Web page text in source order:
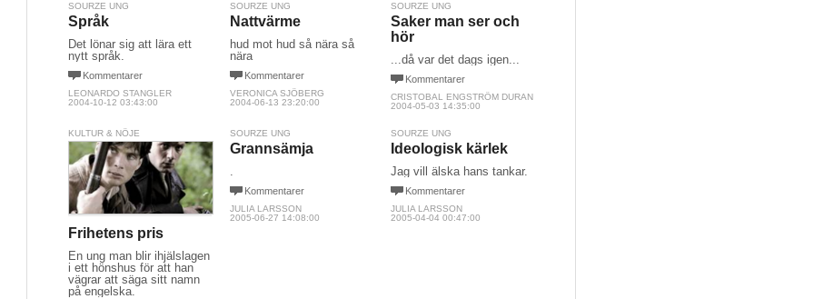
SOURZE UNG
Språk
Det lönar sig att lära ett
nytt språk.
Kommentarer
LEONARDO STANGLER
2004-10-12 03:43:00
SOURZE UNG
Nattvärme
hud mot hud så nära så
nära
Kommentarer
VERONICA SJÖBERG
2004-06-13 23:20:00
SOURZE UNG
Saker man ser och
hör
...då var det dags igen...
Kommentarer
CRISTOBAL ENGSTRÖM DURAN
2004-05-03 14:35:00
KULTUR & NÖJE
Frihetens pris
En ung man blir ihjälslagen
i ett hönshus för att han
vägrar att säga sitt namn
på engelska.
SOURZE UNG
Grannsämja
.
Kommentarer
JULIA LARSSON
2005-06-27 14:08:00
SOURZE UNG
Ideologisk kärlek
Jag vill älska hans tankar.
Kommentarer
JULIA LARSSON
2005-04-04 00:47:00